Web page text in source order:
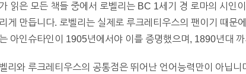
읽은 모든 책들 중에서 로벨리는 BC 1세기 경 로마의 시인
게 만듭니다. 로벨리는 실제로 루크레티우스의 팬이기 때문
아인슈타인이 1905년에서야 이를 증명했으며, 1890년대
리와 루크레티우스의 공통점은 뛰어난 언어능력만이 아닙